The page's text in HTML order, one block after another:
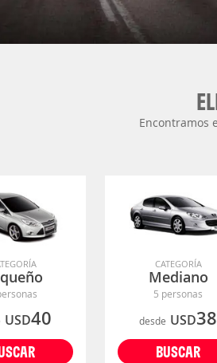
Encontramos
USD40
CATEGORÍA
Mediano
5 personas
desde USD38
BUSCAR